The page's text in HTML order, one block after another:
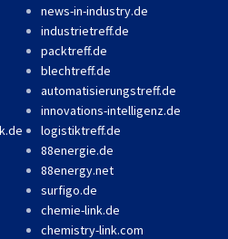
news-in-industry.de
industrietreff.de
packtreff.de
blechtreff.de
automatisierungstreff.de
innovations-intelligenz.de
logistiktreff.de
88energie.de
88energy.net
surfigo.de
chemie-link.de
chemistry-link.com